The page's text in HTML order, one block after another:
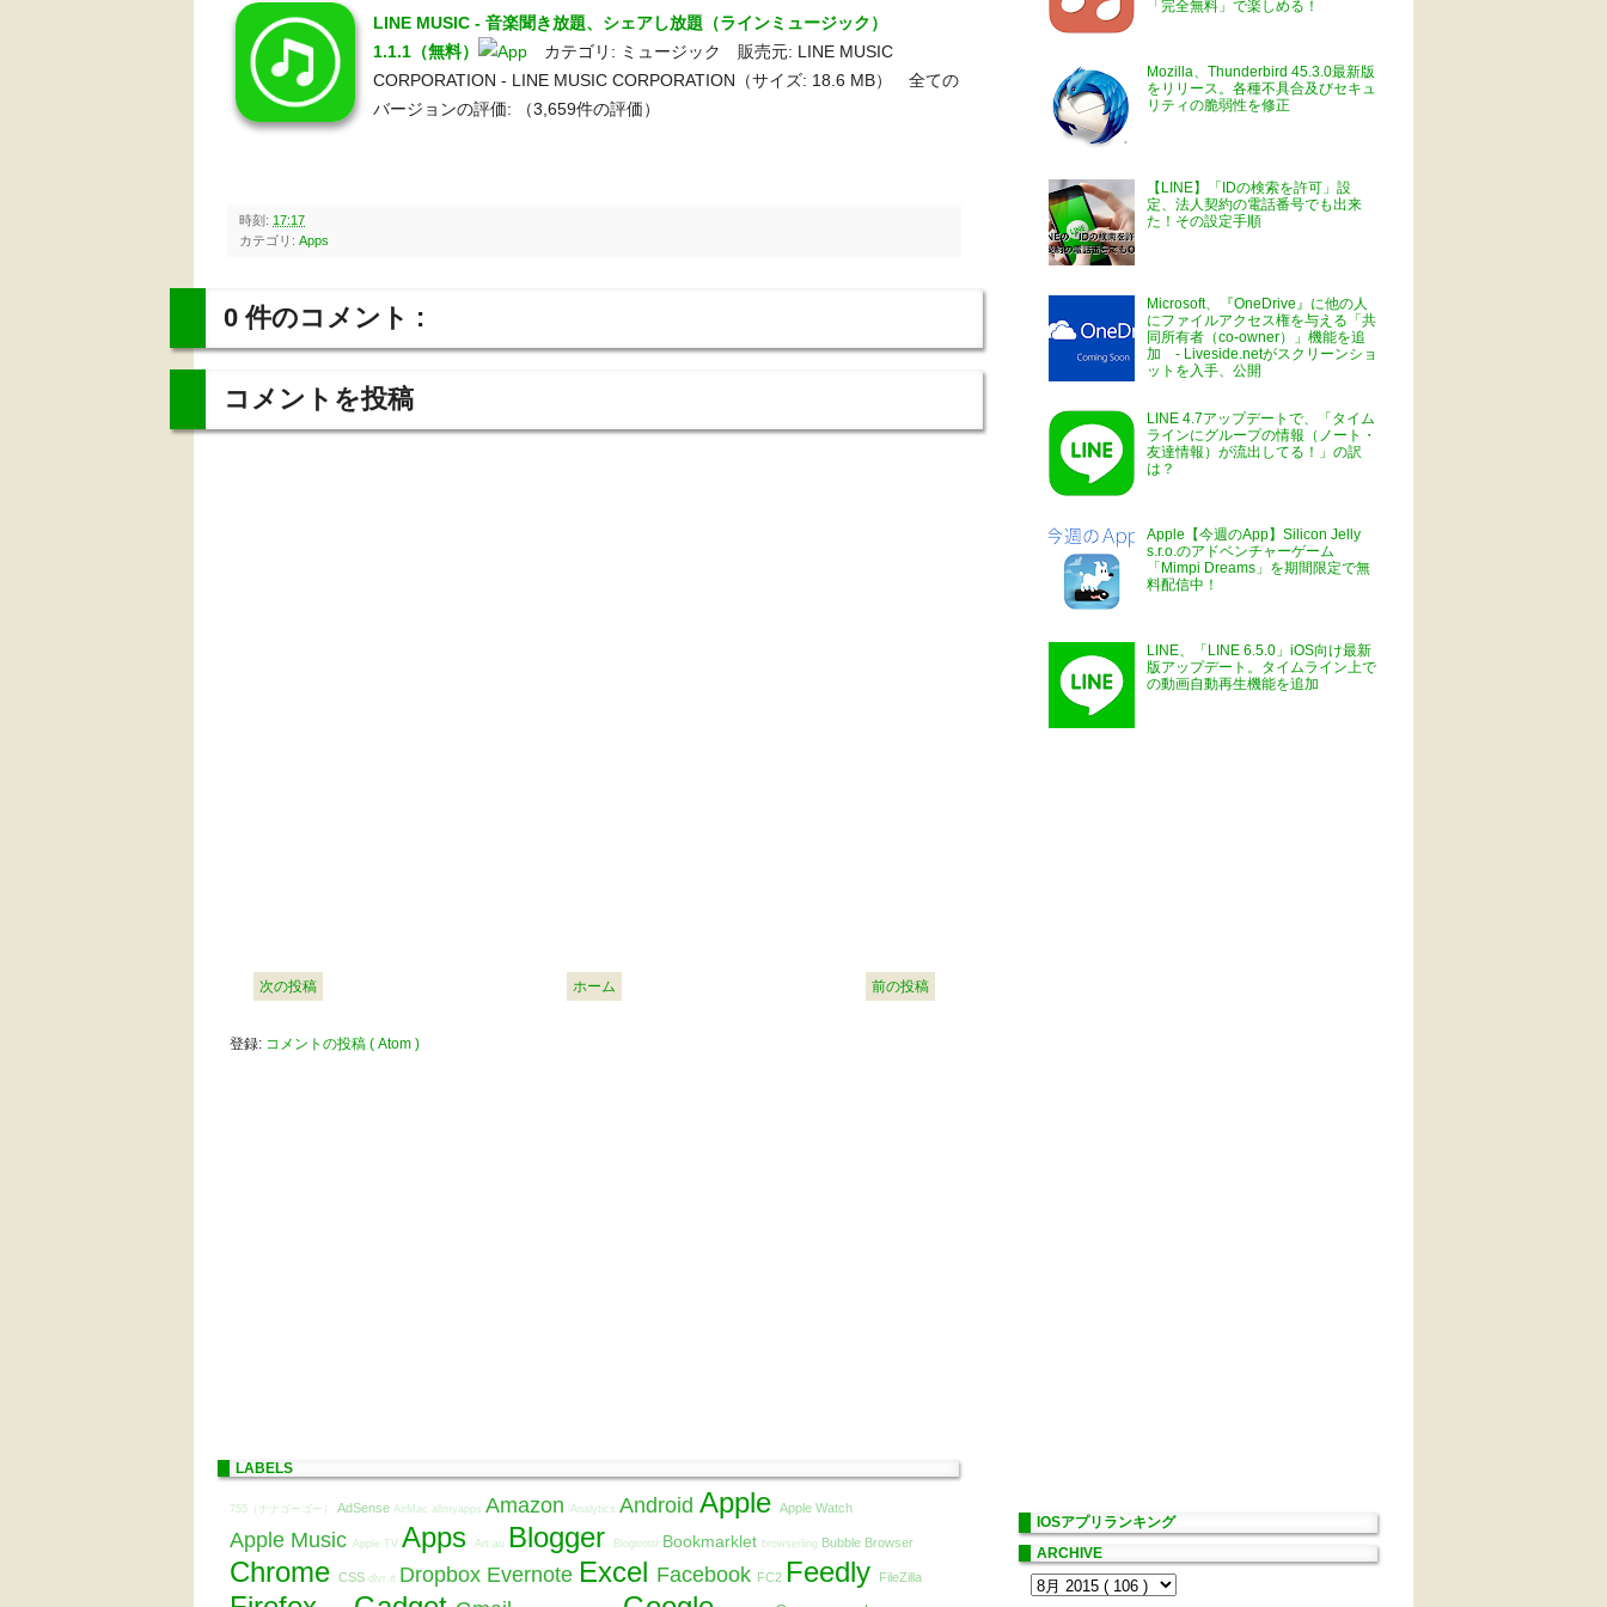
LINE MUSIC - 音楽聞き放題、シェアし放題（ラインミュージック）
1.1.1（無料）
カテゴリ: ミュージック 販売元: LINE MUSIC
CORPORATION - LINE MUSIC CORPORATION（サイズ: 18.6 MB） 全ての
バージョンの評価:
（3,659件の評価）
時刻: 17:17
カテゴリ: Apps
0 件のコメント :
コメントを投稿
次の投稿 前の投稿
ホーム
登録: コメントの投稿 ( Atom )
LABELS
755（ナナゴーゴー） AdSense AirMac allmyapps Amazon Analytics Android Apple Apple Watch
Apple Music Apple TV Apps Art au Blogger Blogtrottr Bookmarklet browserling Bubble Browser
Chrome CSS dlvr.it Dropbox Evernote Excel Facebook FC2 Feedly FileZilla
「完全無料」で楽しめる！
Mozilla、Thunderbird 45.3.0最新版
をリリース。各種不具合及びセキュ
リティの脆弱性を修正
【LINE】「IDの検索を許可」設
定、法人契約の電話番号でも出来
た！その設定手順
Microsoft、『OneDrive』に他の人
にファイルアクセス権を与える「共
同所有者（co-owner）」機能を追
加 - Liveside.netがスクリーンショ
ットを入手、公開
LINE 4.7アップデートで、「タイム
ラインにグループの情報（ノート・
友達情報）が流出してる！」の訳
は？
Apple【今週のApp】Silicon Jelly
s.r.o.のアドベンチャーゲーム
「Mimpi Dreams」を期間限定で無
料配信中！
LINE、「LINE 6.5.0」iOS向け最新
版アップデート。タイムライン上で
の動画自動再生機能を追加
IOSアプリランキング
ARCHIVE